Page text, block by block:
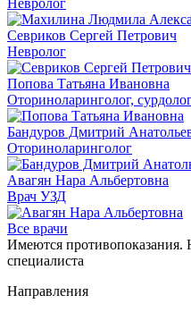
Севриков Сергей Петрович
Невролог
Попова Татьяна Ивановна
Оториноларинголог,
Бандуров Дмитрий
Оториноларинголог
Авагян Нара Альбертовна
Врач УЗД
Все врачи
Имеются противопоказания.
специалиста
Направления